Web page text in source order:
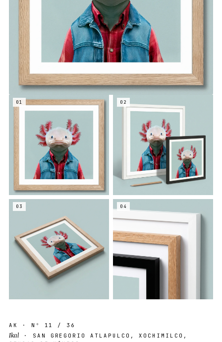
01 02
03 04
AK · Nº 11 / 36
Ikal · SAN GREGORIO ATLAPULCO, XOCHIMILCO,